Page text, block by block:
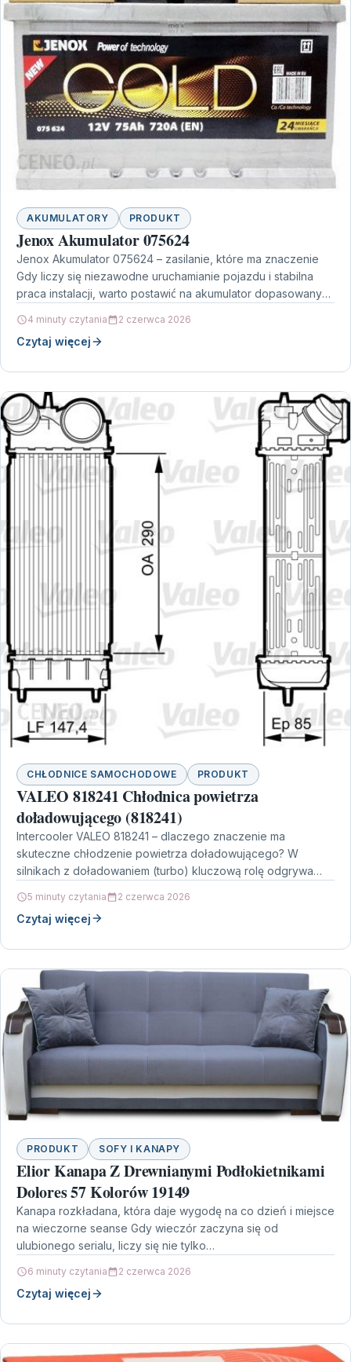
AKUMULATORY PRODUKT
Jenox Akumulator 075624
Jenox Akumulator 075624 – zasilanie, które ma znaczenie
Gdy liczy się niezawodne uruchamianie pojazdu i stabilna
praca instalacji, warto postawić na akumulator dopasowany
4 minuty czytania 2 czerwca 2026
Czytaj więcej
CHŁODNICE SAMOCHODOWE PRODUKT
VALEO 818241 Chłodnica powietrza
doładowującego (818241)
Intercooler VALEO 818241 – dlaczego znaczenie ma
skuteczne chłodzenie powietrza doładowującego? W
silnikach z doładowaniem (turbo) kluczową rolę odgrywa
5 minuty czytania 2 czerwca 2026
Czytaj więcej
PRODUKT SOFY I KANAPY
Elior Kanapa Z Drewnianymi Podłokietnikami
Dolores 57 Kolorów 19149
Kanapa rozkładana, która daje wygodę na co dzień i miejsce
na wieczorne seanse Gdy wieczór zaczyna się od
ulubionego serialu, liczy się nie tylko…
6 minuty czytania 2 czerwca 2026
Czytaj więcej